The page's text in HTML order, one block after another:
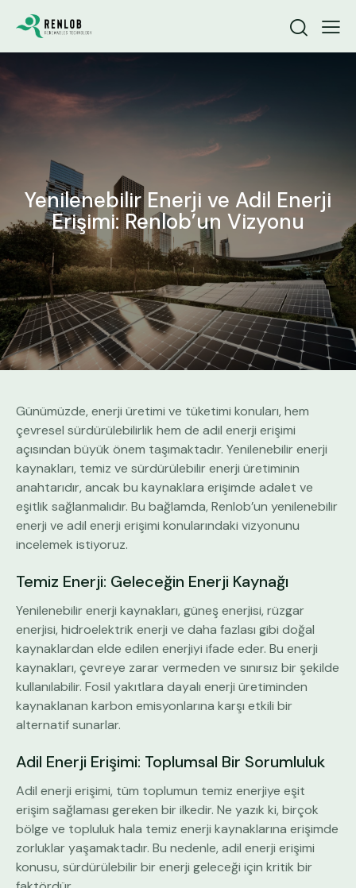
Yenilenebilir Enerji ve Adil Enerji
Erişimi: Renlob’un Vizyonu
Günümüzde, enerji üretimi ve tüketimi konuları, hem
çevresel sürdürülebilirlik hem de adil enerji erişimi
açısından büyük önem taşımaktadır. Yenilenebilir enerji
kaynakları, temiz ve sürdürülebilir enerji üretiminin
anahtarıdır, ancak bu kaynaklara erişimde adalet ve
eşitlik sağlanmalıdır. Bu bağlamda, Renlob’un yenilenebilir
enerji ve adil enerji erişimi konularındaki vizyonunu
incelemek istiyoruz.
Temiz Enerji: Geleceğin Enerji Kaynağı
Yenilenebilir enerji kaynakları, güneş enerjisi, rüzgar
enerjisi, hidroelektrik enerji ve daha fazlası gibi doğal
kaynaklardan elde edilen enerjiyi ifade eder. Bu enerji
kaynakları, çevreye zarar vermeden ve sınırsız bir şekilde
kullanılabilir. Fosil yakıtlara dayalı enerji üretiminden
kaynaklanan karbon emisyonlarına karşı etkili bir
alternatif sunarlar.
Adil Enerji Erişimi: Toplumsal Bir Sorumluluk
Adil enerji erişimi, tüm toplumun temiz enerjiye eşit
erişim sağlaması gereken bir ilkedir. Ne yazık ki, birçok
bölge ve topluluk hala temiz enerji kaynaklarına erişimde
zorluklar yaşamaktadır. Bu nedenle, adil enerji erişimi
konusu, sürdürülebilir bir enerji geleceği için kritik bir